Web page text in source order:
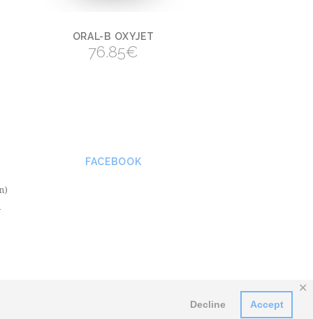
Decline Accept
✕
VER
ORAL-B OXYJET
76.85€
FACEBOOK